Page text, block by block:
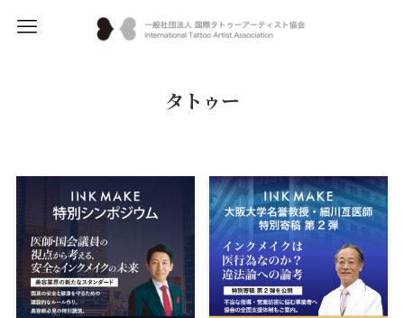
タトゥー